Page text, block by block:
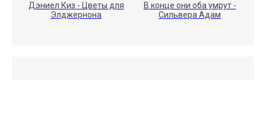
Дэниел Киз - Цветы для
Элджернона
В конце они оба умрут -
Сильвера Адам